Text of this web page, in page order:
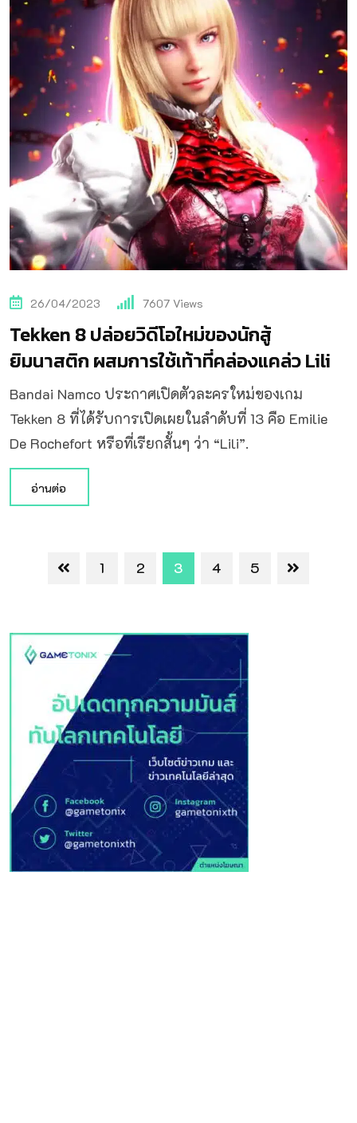
26/04/2023 7607 Views
Tekken 8 ปล่อยวิดีโอใหม่ของนักสู้
ยิมนาสติก ผสมการใช้เท้าที่คล่องแคล่ว Lili
Bandai Namco ประกาศเปิดตัวละครใหม่ของเกม
Tekken 8 ที่ได้รับการเปิดเผยในลำดับที่ 13 คือ Emilie
De Rochefort หรือที่เรียกสั้นๆ ว่า “Lili”.
อ่านต่อ
1 2 3 4 5